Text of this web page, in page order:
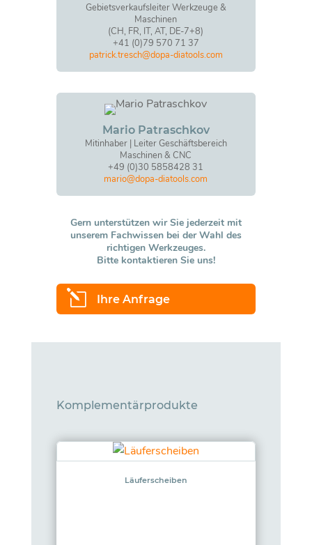
Gebietsverkaufsleiter Werkzeuge &
Maschinen
(CH, FR, IT, AT, DE-7+8)
+41 (0)79 570 71 37
patrick.tresch@dopa-diatools.com
Mario Patraschkov
Mitinhaber | Leiter Geschäftsbereich
Maschinen & CNC
+49 (0)30 5858428 31
mario@dopa-diatools.com
Gern unterstützen wir Sie jederzeit mit
unserem Fachwissen bei der Wahl des
richtigen Werkzeuges.
Bitte kontaktieren Sie uns!
l Ihre Anfrage
Komplementärprodukte
Läuferscheiben